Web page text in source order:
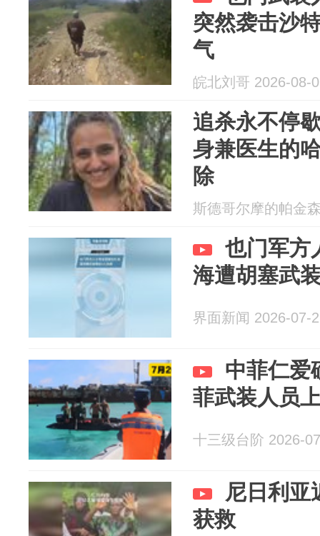
突然袭击沙
气
皖北刘哥 2026-08-
追杀永不停
身兼医生的
除
斯德哥尔摩的帕金
也门军方
海遭胡塞武
界面新闻 2026-07-
中菲仁爱
菲武装人员
十三级台阶 2026-
尼日利亚
获救